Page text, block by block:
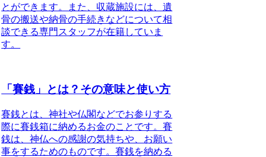
とができます。また、収蔵施設には、遺
骨の搬送や納骨の手続きなどについて相
談できる専門スタッフが在籍していま
す。
「賽銭」とは？その意味と使い方
賽銭とは、神社や仏閣などでお参りする
際に賽銭箱に納めるお金のこと です。賽
銭は、神仏への感謝の気持ちや、お願い
事をするためのものです。賽銭を納める